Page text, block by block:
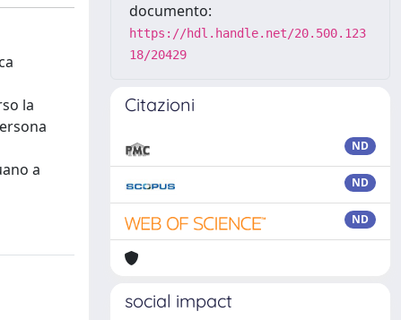
la
a
documento:
https://hdl.handle.net/20.500.123
18/20429
Citazioni
ND
ND
ND
social impact